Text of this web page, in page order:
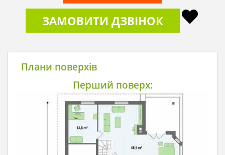
ЗАМОВИТИ ДЗВІНОК
Плани поверхів
Перший поверх: